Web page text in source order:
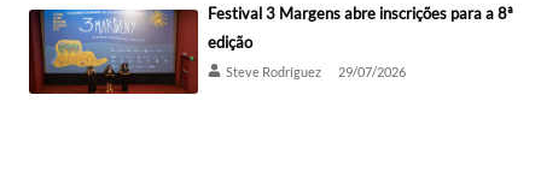
Festival 3 Margens abre inscrições para a 8ª
edição
Steve Rodríguez 29/07/2026